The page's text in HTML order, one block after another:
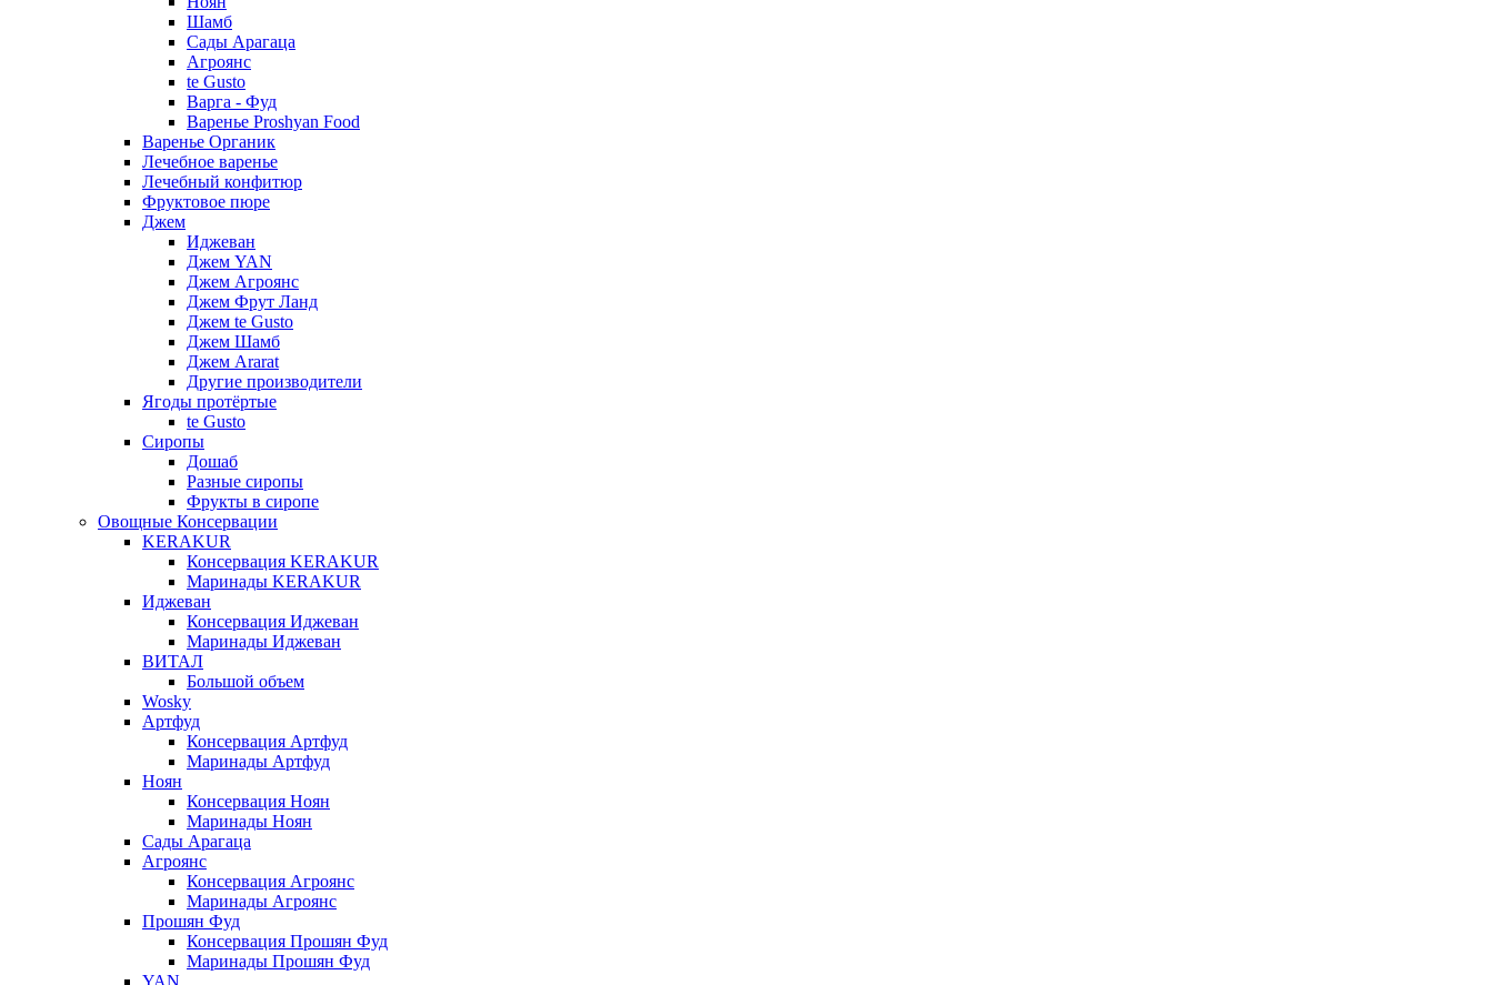
Шамб
Сады Арагаца
Агроянс
te Gusto
Варга - Фуд
Варенье Proshyan Food
Варенье Органик
Лечебное варенье
Лечебный конфитюр
Фруктовое пюре
Джем
Иджеван
Джем YAN
Джем Агроянс
Джем Фрут Ланд
Джем te Gusto
Джем Шамб
Джем Ararat
Другие производители
Ягоды протёртые
te Gusto
Сиропы
Дошаб
Разные сиропы
Фрукты в сиропе
Овощные Консервации
KERAKUR
Консервация KERAKUR
Маринады KERAKUR
Иджеван
Консервация Иджеван
Маринады Иджеван
ВИТАЛ
Большой объем
Wosky
Артфуд
Консервация Артфуд
Маринады Артфуд
Ноян
Консервация Ноян
Маринады Ноян
Сады Арагаца
Агроянс
Консервация Агроянс
Маринады Агроянс
Прошян Фуд
Консервация Прошян Фуд
Маринады Прошян Фуд
YAN